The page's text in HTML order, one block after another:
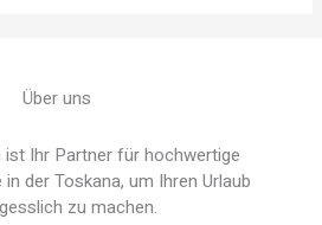
Über uns
Ihr Partner für hochwertige
der Toskana, um Ihren Urlaub
zu machen.